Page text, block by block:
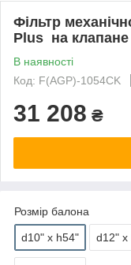
Фільтр
Plus на
В наявності
Код: F(AGP)-1054CK
31 208 ₴
Розмір балона
d10" x h54" d12" x